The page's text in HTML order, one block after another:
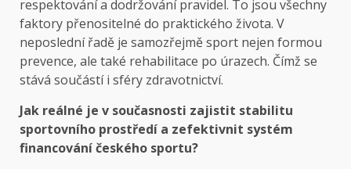
respektování a dodržování pravidel. To jsou všechny
faktory přenositelné do praktického života. V
neposlední řadě je samozřejmě sport nejen formou
prevence, ale také rehabilitace po úrazech. Čímž se
stává součástí i sféry zdravotnictví.
Jak reálné je v současnosti zajistit stabilitu
sportovního prostředí a zefektivnit systém
financování českého sportu?